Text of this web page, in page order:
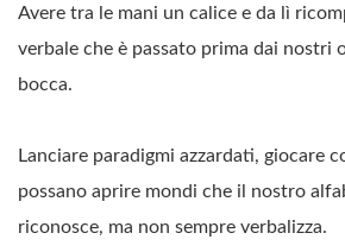
Avere tra le mani un calice e da lì
verbale che è passato prima dai nostri
bocca.
Lanciare paradigmi azzardati, giocare
possano aprire mondi che il nostro
riconosce, ma non sempre verbalizza.